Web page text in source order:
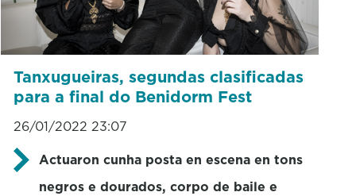
Tanxugueiras, segundas clasificadas
para a final do Benidorm Fest
26/01/2022 23:07
Actuaron cunha posta en escena en tons
negros e dourados, corpo de baile e